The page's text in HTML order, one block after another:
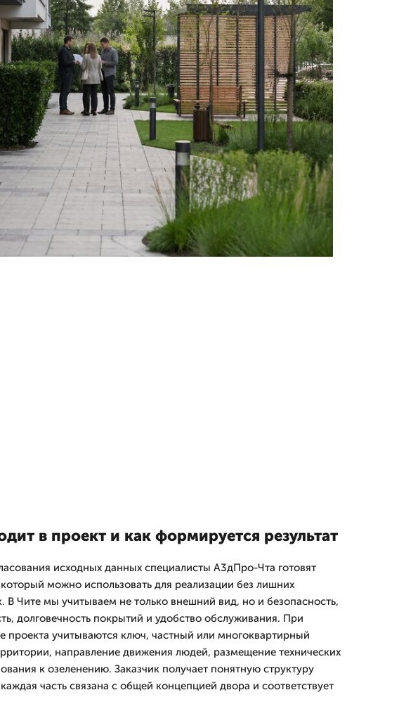
в проект и как формируется результат
исходных данных специалисты А3дПро-Чта готовят
можно использовать для реализации без лишних
В Чите мы учитываем не только внешний вид, но и безопасность,
долговечность покрытий и удобство обслуживания. При
проекта учитываются ключ, частный или многоквартирный
направление движения людей, размещение технических
к озеленению. Заказчик получает понятную структуру
каждая часть связана с общей концепцией двора и соответствует